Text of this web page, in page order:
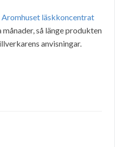
Aromhuset läskkoncentrat
så länge produkten
anvisningar.